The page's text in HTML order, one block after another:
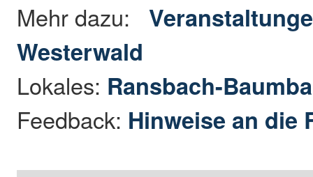
Mehr dazu:
Westerwald
Lokales: Ransbach-
Feedback: Hinweise an die